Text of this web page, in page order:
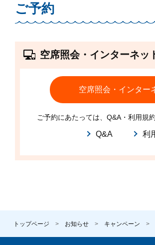
ご予約
空席照会・インターネッ
空席照会・インター
ご予約にあたっては、Q&A・利用規
Q&A 利
トップページ お知らせ キャンペーン